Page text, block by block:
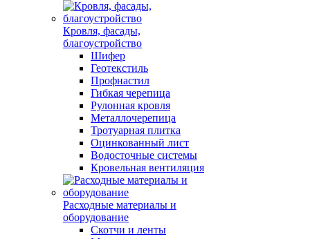
Кровля, фасады,
благоустройство
Шифер
Геотекстиль
Профнастил
Гибкая черепица
Рулонная кровля
Металлочерепица
Тротуарная плитка
Оцинкованный лист
Водосточные системы
Кровельная вентиляция
Расходные материалы и
оборудование
Скотчи и ленты